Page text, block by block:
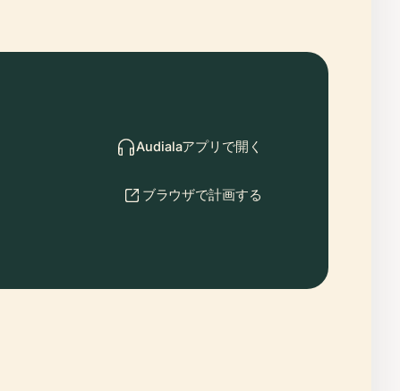
Audialaアプリで開く
ブラウザで計画する